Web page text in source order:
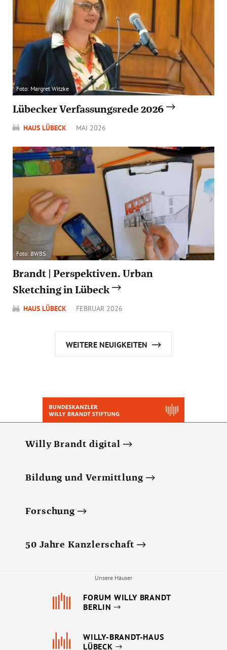
Foto: Margret Witzke
Lübecker Verfassungsrede 2026
HAUS LÜBECK MAI 2026
Foto: BWBS
Brandt | Perspektiven. Urban
Sketching in Lübeck
HAUS LÜBECK FEBRUAR 2026
WEITERE NEUIGKEITEN
Willy Brandt digital
Bildung und Vermittlung
Forschung
50 Jahre Kanzlerschaft
Unsere Häuser
FORUM WILLY BRANDT
BERLIN
WILLY-BRANDT-HAUS
LÜBECK